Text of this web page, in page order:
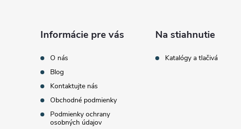
Informácie pre vás
O nás
Blog
Kontaktujte nás
Obchodné podmienky
Podmienky ochrany
osobných údajov
Na stiahnutie
Katalógy a tlačivá